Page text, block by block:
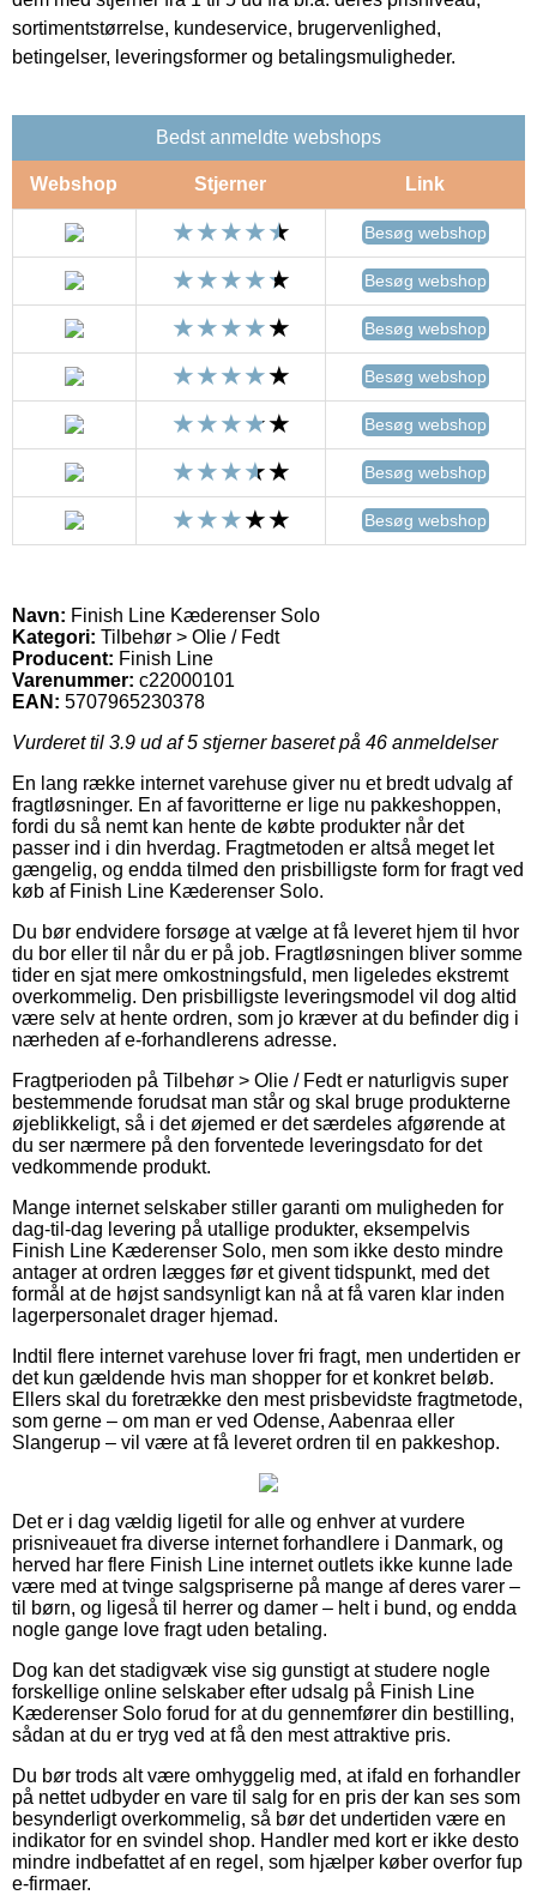
sortimentstørrelse, kundeservice, brugervenlighed,
betingelser, leveringsformer og betalingsmuligheder.
Bedst anmeldte webshops
Webshop Stjerner Link
Besøg webshop
Besøg webshop
Besøg webshop
Besøg webshop
Besøg webshop
Besøg webshop
Besøg webshop
Navn: Finish Line Kæderenser Solo
Kategori: Tilbehør > Olie / Fedt
Producent: Finish Line
Varenummer: c22000101
EAN: 5707965230378
Vurderet til 3.9 ud af 5 stjerner baseret på 46 anmeldelser
En lang række internet varehuse giver nu et bredt udvalg af
fragtløsninger. En af favoritterne er lige nu pakkeshoppen,
fordi du så nemt kan hente de købte produkter når det
passer ind i din hverdag. Fragtmetoden er altså meget let
gængelig, og endda tilmed den prisbilligste form for fragt ved
køb af Finish Line Kæderenser Solo.
Du bør endvidere forsøge at vælge at få leveret hjem til hvor
du bor eller til når du er på job. Fragtløsningen bliver somme
tider en sjat mere omkostningsfuld, men ligeledes ekstremt
overkommelig. Den prisbilligste leveringsmodel vil dog altid
være selv at hente ordren, som jo kræver at du befinder dig i
nærheden af e-forhandlerens adresse.
Fragtperioden på Tilbehør > Olie / Fedt er naturligvis super
bestemmende forudsat man står og skal bruge produkterne
øjeblikkeligt, så i det øjemed er det særdeles afgørende at
du ser nærmere på den forventede leveringsdato for det
vedkommende produkt.
Mange internet selskaber stiller garanti om muligheden for
dag-til-dag levering på utallige produkter, eksempelvis
Finish Line Kæderenser Solo, men som ikke desto mindre
antager at ordren lægges før et givent tidspunkt, med det
formål at de højst sandsynligt kan nå at få varen klar inden
lagerpersonalet drager hjemad.
Indtil flere internet varehuse lover fri fragt, men undertiden er
det kun gældende hvis man shopper for et konkret beløb.
Ellers skal du foretrække den mest prisbevidste fragtmetode,
som gerne – om man er ved Odense, Aabenraa eller
Slangerup – vil være at få leveret ordren til en pakkeshop.
Det er i dag vældig ligetil for alle og enhver at vurdere
prisniveauet fra diverse internet forhandlere i Danmark, og
herved har flere Finish Line internet outlets ikke kunne lade
være med at tvinge salgspriserne på mange af deres varer –
til børn, og ligeså til herrer og damer – helt i bund, og endda
nogle gange love fragt uden betaling.
Dog kan det stadigvæk vise sig gunstigt at studere nogle
forskellige online selskaber efter udsalg på Finish Line
Kæderenser Solo forud for at du gennemfører din bestilling,
sådan at du er tryg ved at få den mest attraktive pris.
Du bør trods alt være omhyggelig med, at ifald en forhandler
på nettet udbyder en vare til salg for en pris der kan ses som
besynderligt overkommelig, så bør det undertiden være en
indikator for en svindel shop. Handler med kort er ikke desto
mindre indbefattet af en regel, som hjælper køber overfor fup
e-firmaer.